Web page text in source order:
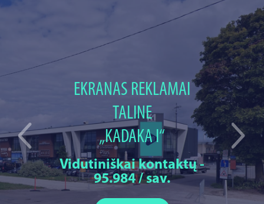
EKRANAS REKLAMAI
TALINE
„KADAKA I“
Vidutiniškai kontaktų -
95.984 / sav.